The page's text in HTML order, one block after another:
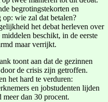
begrotingstekorten en
op: wie zal dat betalen?
het debat herleven over
beschikt, in de eerste
maar verrijkt.
toont aan dat de gezinnen
de crisis zijn getroffen.
het hard te verduren:
en jobstudenten lijden
dan 30 procent.